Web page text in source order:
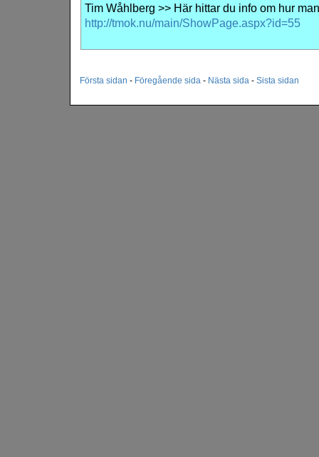
Tim Wåhlberg >> Här hittar du info om hur
http://tmok.nu/main/ShowPage.aspx?id=55
Första sidan - Föregående sida - Nästa sida - Sista sidan